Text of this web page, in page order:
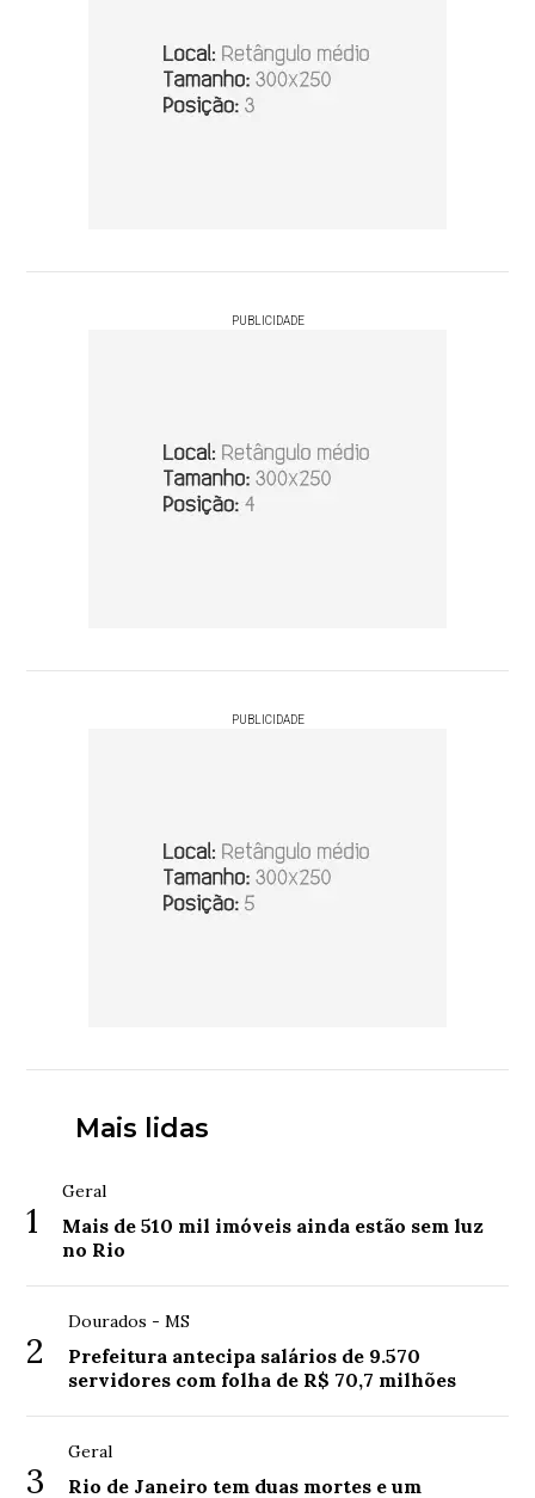
PUBLICIDADE
PUBLICIDADE
Mais lidas
1
Geral
Mais de 510 mil imóveis ainda estão sem luz
no Rio
2
Dourados - MS
Prefeitura antecipa salários de 9.570
servidores com folha de R$ 70,7 milhões
3
Geral
Rio de Janeiro tem duas mortes e um